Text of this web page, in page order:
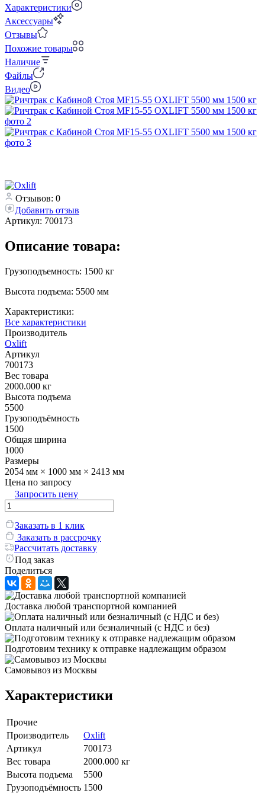
Характеристики
Аксессуары
Отзывы
Похожие товары
Наличие
Файлы
Видео
Отзывов: 0
Добавить отзыв
Артикул: 700173
Описание товара:
Грузоподъемность: 1500 кг
Высота подъема: 5500 мм
Характеристики:
Все характеристики
Производитель
Oxlift
Артикул
700173
Вес товара
2000.000 кг
Высота подъема
5500
Грузоподъёмность
1500
Общая ширина
1000
Размеры
2054 мм × 1000 мм × 2413 мм
Цена по запросу
Запросить цену
Заказать в 1 клик
Заказать в рассрочку
Рассчитать доставку
Под заказ
Поделиться
Доставка любой транспортной компанией
Оплата наличный или безналичный (с НДС и без)
Подготовим технику к отправке надлежащим образом
Самовывоз из Москвы
Характеристики
Прочие
Производитель
Oxlift
Артикул
700173
Вес товара
2000.000 кг
Высота подъема
5500
Грузоподъёмность 1500